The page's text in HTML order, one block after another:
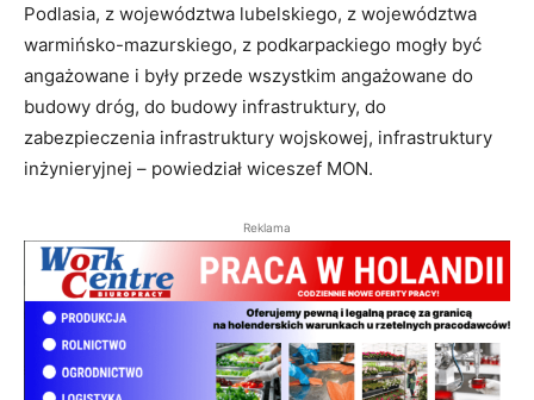
Podlasia, z województwa lubelskiego, z województwa
warmińsko-mazurskiego, z podkarpackiego mogły być
angażowane i były przede wszystkim angażowane do
budowy dróg, do budowy infrastruktury, do
zabezpieczenia infrastruktury wojskowej, infrastruktury
inżynieryjnej – powiedział wiceszef MON.
Reklama